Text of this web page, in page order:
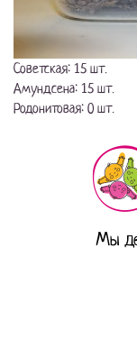
Советская: 15 шт.
Амундсена: 15 шт.
Родонитовая: 0 шт.
Мы